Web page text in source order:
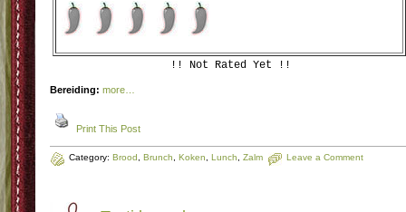
!! Not Rated Yet !!
Bereiding: more…
Print This Post
Category: Brood Brunch Koken Lunch Zalm Leave a Comment